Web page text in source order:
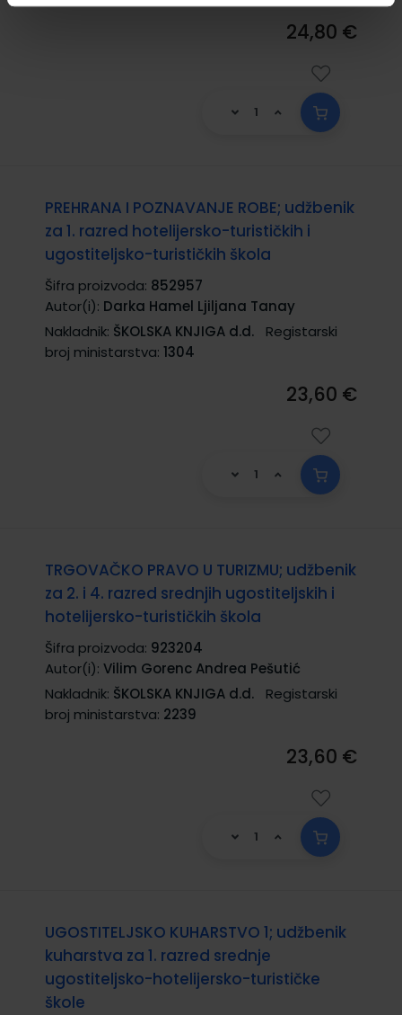
24,80 €
PREHRANA I POZNAVANJE ROBE; udžbenik
za 1. razred hotelijersko-turističkih i
ugostiteljsko-turističkih škola
Šifra proizvoda: 852957
Autor(i): Darka Hamel Ljiljana Tanay
Nakladnik: ŠKOLSKA KNJIGA d.d.
Registarski
broj ministarstva: 1304
23,60 €
TRGOVAČKO PRAVO U TURIZMU; udžbenik
za 2. i 4. razred srednjih ugostiteljskih i
hotelijersko-turističkih škola
Šifra proizvoda: 923204
Autor(i): Vilim Gorenc Andrea Pešutić
Nakladnik: ŠKOLSKA KNJIGA d.d.
Registarski
broj ministarstva: 2239
23,60 €
UGOSTITELJSKO KUHARSTVO 1; udžbenik
kuharstva za 1. razred srednje
ugostiteljsko-hotelijersko-turističke
škole